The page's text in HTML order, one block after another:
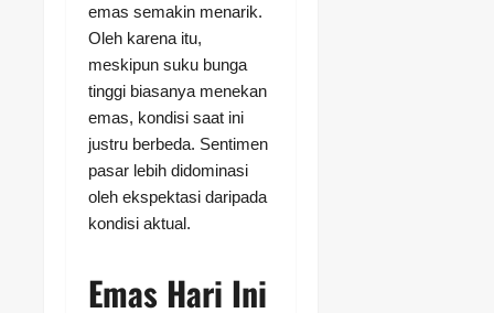
emas semakin menarik.
Oleh karena itu,
meskipun suku bunga
tinggi biasanya menekan
emas, kondisi saat ini
justru berbeda. Sentimen
pasar lebih didominasi
oleh ekspektasi daripada
kondisi aktual.
Emas Hari Ini